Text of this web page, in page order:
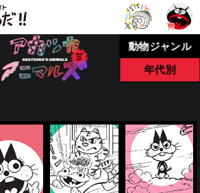
動物ジャンル
年代別